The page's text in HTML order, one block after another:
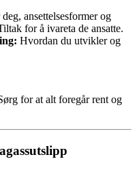
ansettelsesformer og
for å ivareta de ansatte.
Hvordan du utvikler og
for at alt foregår rent og